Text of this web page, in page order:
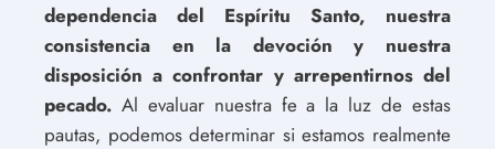
dependencia del Espíritu Santo, nuestra
consistencia en la devoción y nuestra
disposición a confrontar y arrepentirnos del
pecado. Al evaluar nuestra fe a la luz de estas
pautas, podemos determinar si estamos realmente